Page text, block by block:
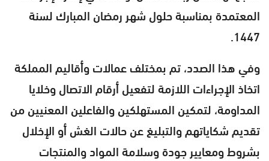
المعتمدة بمناسبة حلول شهر رمضان المبارك لسنة
1447.
وفي هذا الصدد، تم بمختلف عمالات وأقاليم المملكة
اتخاذ الإجراءات اللازمة لتفعيل أرقام الاتصال وخلايا
المداومة، لتمكين المستهلكين والفاعلين المعنيين من
تقديم شكاياتهم والتبليغ عن حالات الغش أو الإخلال
بشروط ومعايير جودة وسلامة المواد والمنتجات